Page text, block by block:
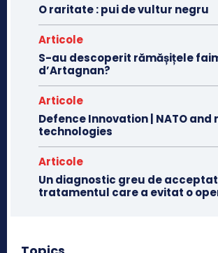
O raritate : pui de vultur negru
Articole
S-au descoperit rămășițele
d’Artagnan?
Articole
Defence Innovation | NATO and
technologies
Articole
Un diagnostic greu de
tratamentul care a evitat o